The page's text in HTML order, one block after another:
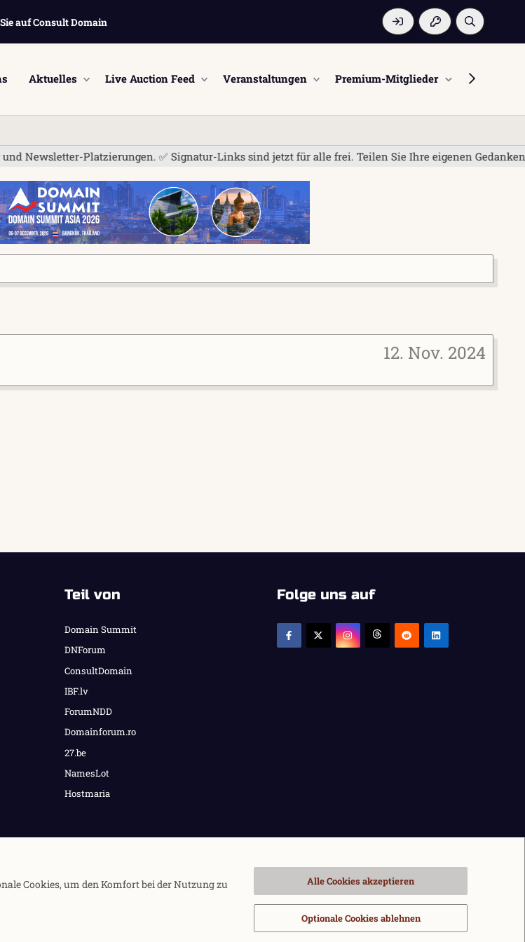
auf Consult Domain
Aktuelles Live Auction Feed Veranstaltungen Premium-Mitglieder Mitglieder
Platzierungen. ✅ Signatur-Links sind jetzt für alle frei. Teilen Sie Ihre eigenen Gedanken
12. Nov. 2024
Teil von
Domain Summit
DNForum
ConsultDomain
IBF.lv
ForumNDD
Domainforum.ro
27.be
NamesLot
Hostmaria
Folge uns auf
Cookies, um den Komfort bei der Nutzung zu
Alle Cookies akzeptieren
Optionale Cookies ablehnen